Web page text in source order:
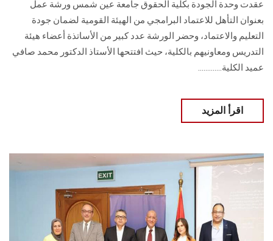
عقدت وحدة الجودة بكلية الحقوق جامعة عين شمس ورشة عمل
بعنوان التأهل للاعتماد البرامجي من الهيئة القومية لضمان جودة
التعليم والاعتماد، وحضر الورشة عدد كبير من الأساتذة أعضاء هيئة
التدريس ومعاونيهم بالكلية، حيث افتتحها الأستاذ الدكتور محمد صافي
عميد الكلية.............
اقرأ المزيد